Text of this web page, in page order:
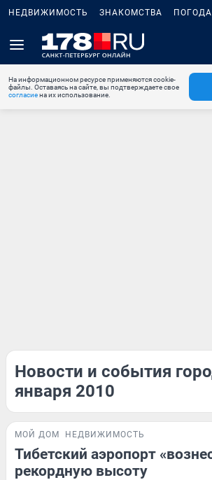
НЕДВИЖИМОСТЬ ЗНАКОМСТВА ПОГОДА
На информационном ресурсе применяются cookie-
файлы. Оставаясь на сайте, вы подтверждаете свое
согласиена их использование.
Новости и события
января 2010
МОЙ ДОМ НЕДВИЖИМОСТЬ
Тибетский аэропорт
рекордную высоту